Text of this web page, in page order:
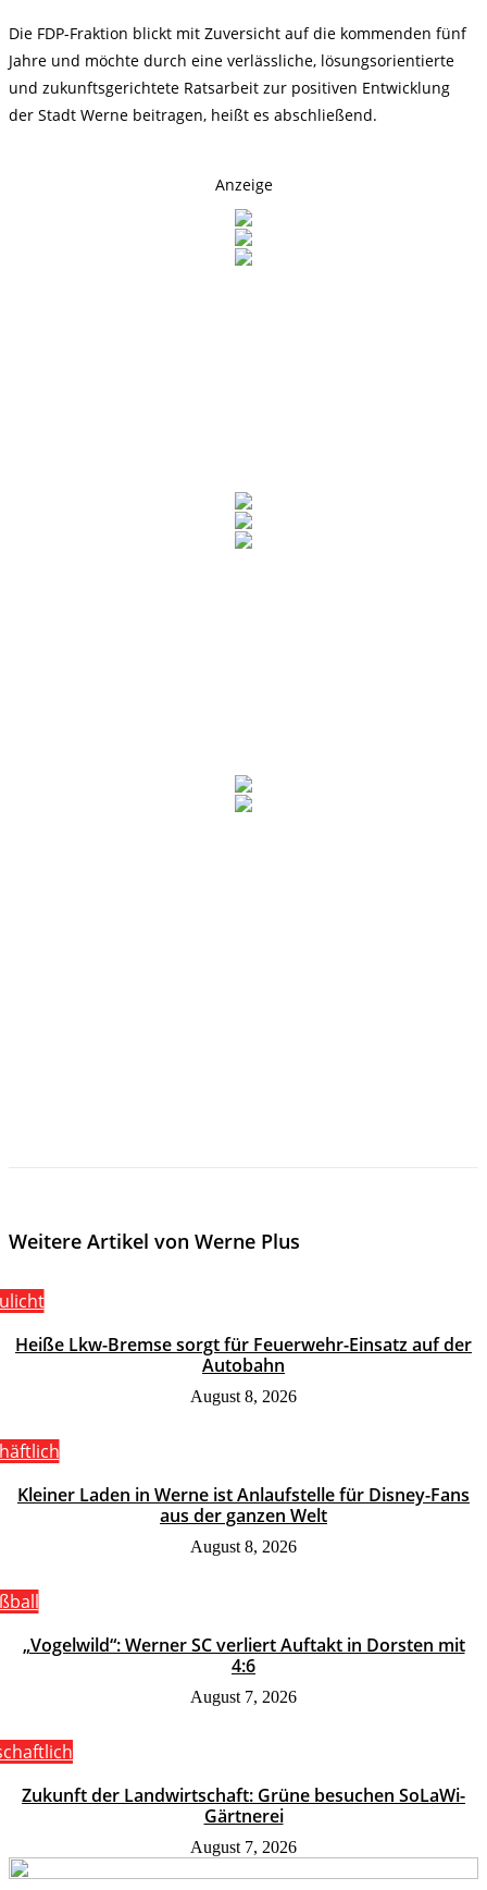
Die FDP-Fraktion blickt mit Zuversicht auf die kommenden fünf
Jahre und möchte durch eine verlässliche, lösungsorientierte
und zukunftsgerichtete Ratsarbeit zur positiven Entwicklung
der Stadt Werne beitragen, heißt es abschließend.
Anzeige
Weitere Artikel von Werne Plus
Heiße Lkw-Bremse sorgt für Feuerwehr-Einsatz auf der
Autobahn
August 8, 2026
Kleiner Laden in Werne ist Anlaufstelle für Disney-Fans
aus der ganzen Welt
August 8, 2026
„Vogelwild“: Werner SC verliert Auftakt in Dorsten mit
4:6
August 7, 2026
Zukunft der Landwirtschaft: Grüne besuchen SoLaWi-
Gärtnerei
August 7, 2026